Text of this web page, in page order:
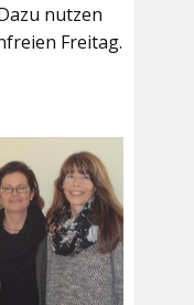
nutzen
Freitag.